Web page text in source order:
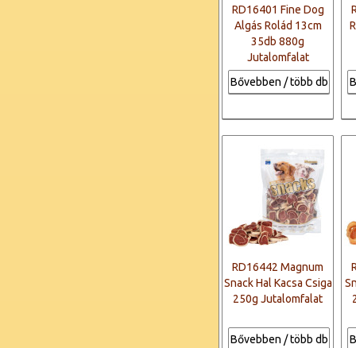
RD16401 Fine Dog
Algás Rolád 13cm
35db 880g
Jutalomfalat
Bővebben / több db
RD16442 Magnum
Snack Hal Kacsa Csiga
250g Jutalomfalat
Bővebben / több db